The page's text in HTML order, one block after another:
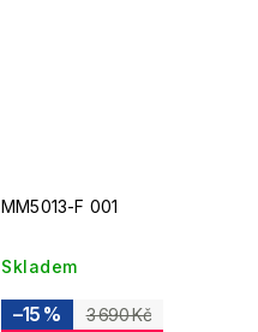
MM5013-F 001
Skladem
3 690 Kč
–15 %